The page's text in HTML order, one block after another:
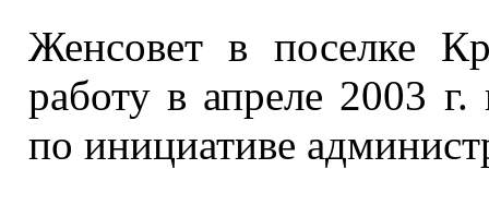
Женсоветв поселке
работув апреле 2003 г.
по инициативе